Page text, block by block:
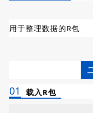
用于整理数据的R包
01 载入R包